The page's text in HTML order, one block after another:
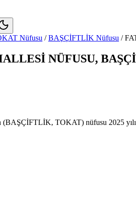
Nüfusu / BAŞÇİFTLİK Nüfusu /
NÜFUSU,
TOKAT) nüfusu 2025